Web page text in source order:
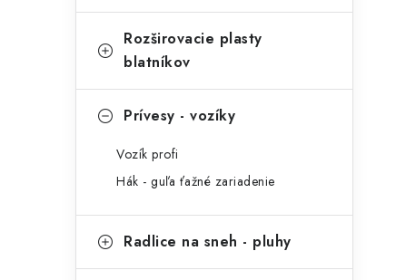
Rozširovacie plasty
blatníkov
Prívesy - vozíky
Vozík profi
Hák - guľa ťažné zariadenie
Radlice na sneh - pluhy